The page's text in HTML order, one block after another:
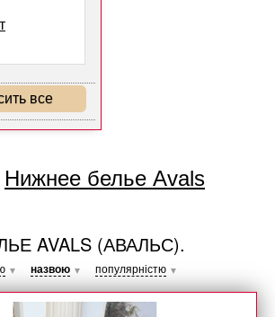
все
Нижнее белье Avals
AVALS (АВАЛЬС).
▼ назвою ▼ популярністю ▼